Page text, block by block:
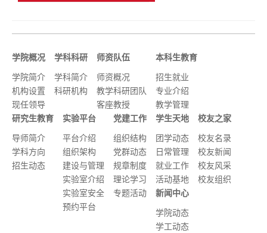
学院概况
学院简介
机构设置
现任领导
学科科研
学科简介
科研机构
师资队伍
师资概况
教学科研团队
客座教授
本科生教育
招生就业
专业介绍
教学管理
研究生教育
导师简介
学科方向
招生动态
实验平台
平台介绍
组织架构
建设与管理
实验室介绍
实验室安全
预约平台
党建工作
组织结构
党群动态
规章制度
理论学习
专题活动
学生天地
团学动态
日常管理
就业工作
活动基地
校友之家
校友名录
校友新闻
校友风采
校友组织
新闻中心
学院动态
学工动态